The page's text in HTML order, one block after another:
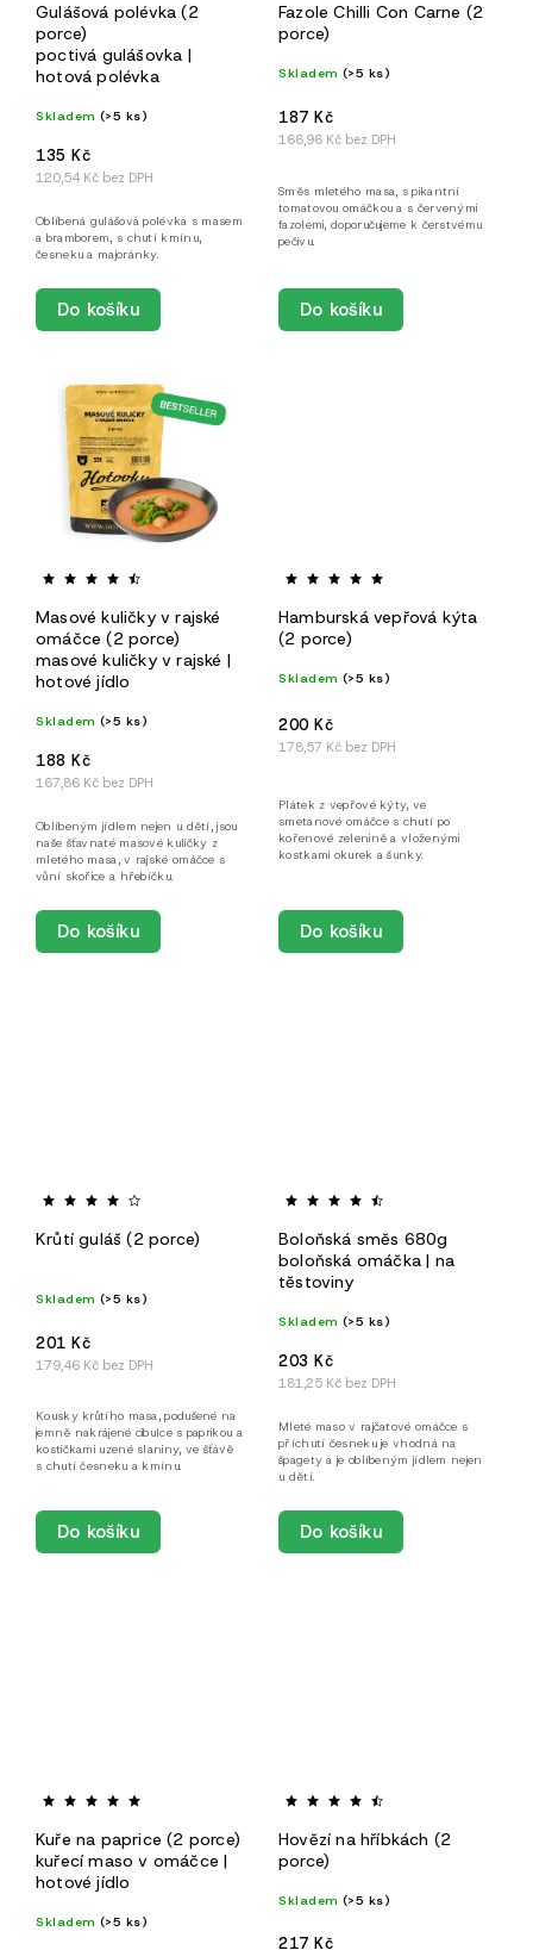
Gulášová polévka (2
porce)
poctivá gulášovka |
hotová polévka
Skladem (>5 ks)
120,54 Kč bez DPH
135 Kč
Do košíku
Oblíbená gulášová polévka s masem
a bramborem, s chutí kmínu,
česneku a majoránky.
Fazole Chilli Con Carne (2
porce)
Skladem (>5 ks)
166,96 Kč bez DPH
187 Kč
Do košíku
Směs mletého masa, s pikantní
tomatovou omáčkou a s červenými
fazolemi, doporučujeme k čerstvému
pečivu.
Masové kuličky v rajské
omáčce (2 porce)
masové kuličky v rajské |
hotové jídlo
Skladem (>5 ks)
167,86 Kč bez DPH
188 Kč
Do košíku
Oblíbeným jídlem nejen u dětí, jsou
naše šťavnaté masové kuličky z
mletého masa, v rajské omáčce s
vůní skořice a hřebíčku.
Hamburská vepřová kýta
(2 porce)
Skladem (>5 ks)
178,57 Kč bez DPH
200 Kč
Do košíku
Plátek z vepřové kýty, ve
smetanové omáčce s chutí po
kořenové zelenině a vloženými
kostkami okurek a šunky.
Krůtí guláš (2 porce)
Skladem (>5 ks)
179,46 Kč bez DPH
201 Kč
Do košíku
Kousky krůtího masa, podušené na
jemně nakrájené cibulce s paprikou a
kostičkami uzené slaniny, ve šťávě
s chutí česneku a kmínu.
Boloňská směs 680g
boloňská omáčka | na
těstoviny
Skladem (>5 ks)
181,25 Kč bez DPH
203 Kč
Do košíku
Mleté maso v rajčatové omáčce s
příchutí česneku je vhodná na
špagety a je oblíbeným jídlem nejen
u dětí.
Kuře na paprice (2 porce)
kuřecí maso v omáčce |
hotové jídlo
Skladem (>5 ks)
Hovězí na hříbkách (2
porce)
Skladem (>5 ks)
217 Kč